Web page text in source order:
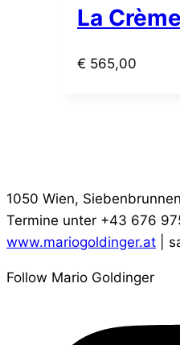
La
€ 565,00
1050 Wien,
Termine unter +43 676
www.mariogoldinger.at |
Follow Mario Goldinger